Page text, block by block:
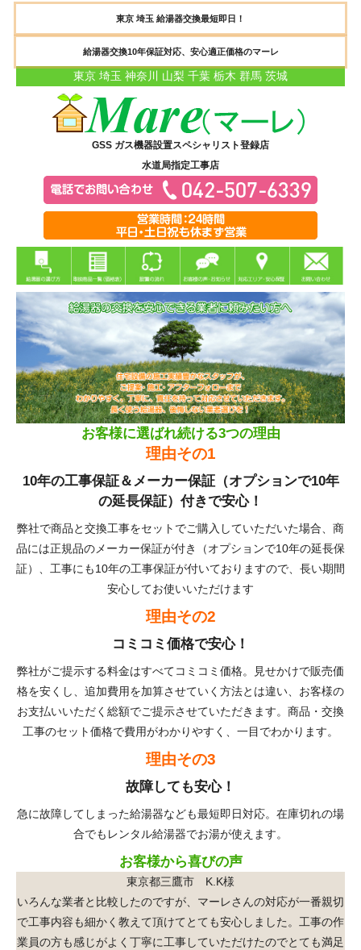
東京 埼玉 給湯器交換最短即日！
給湯器交換10年保証対応、安心適正価格のマーレ
東京 埼玉 神奈川 山梨 千葉 栃木 群馬 茨城
GSS ガス機器設置スペシャリスト登録店
水道局指定工事店
お客様に選ばれ続ける3つの理由
理由その1
10年の工事保証＆メーカー保証（オプションで10年
の延長保証）付きで安心！
弊社で商品と交換工事をセットでご購入していただいた場合、商
品には正規品のメーカー保証が付き（オプションで10年の延長保
証）、工事にも10年の工事保証が付いておりますので、長い期間
安心してお使いいただけます
理由その2
コミコミ価格で安心！
弊社がご提示する料金はすべてコミコミ価格。見せかけで販売価
格を安くし、追加費用を加算させていく方法とは違い、お客様の
お支払いいただく総額でご提示させていただきます。商品・交換
工事のセット価格で費用がわかりやすく、一目でわかります。
理由その3
故障しても安心！
急に故障してしまった給湯器なども最短即日対応。在庫切れの場
合でもレンタル給湯器でお湯が使えます。
お客様から喜びの声
東京都三鷹市 K.K様
いろんな業者と比較したのですが、マーレさんの対応が一番親切
で工事内容も細かく教えて頂けてとても安心しました。工事の作
業員の方も感じがよく丁寧に工事していただけたのでとても満足